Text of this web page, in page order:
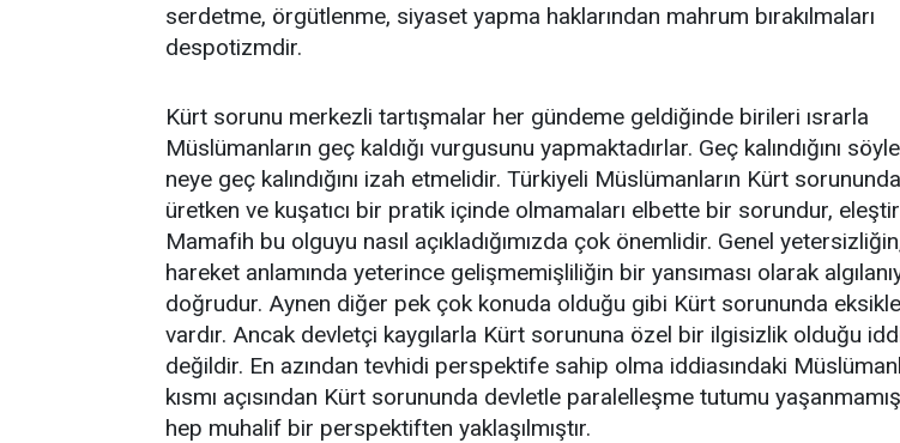
serdetme, örgütlenme, siyaset yapma haklarından mahrum bırakılmaları
despotizmdir.
Kürt sorunu merkezli tartışmalar her gündeme geldiğinde birileri ısrarla
Müslümanların geç kaldığı vurgusunu yapmaktadırlar. Geç kalındığını
neye geç kalındığını izah etmelidir. Türkiyeli Müslümanların Kürt
üretken ve kuşatıcı bir pratik içinde olmamaları elbette bir sorundur,
Mamafih bu olguyu nasıl açıkladığımızda çok önemlidir. Genel
hareket anlamında yeterince gelişmemişliliğin bir yansıması olarak
doğrudur. Aynen diğer pek çok konuda olduğu gibi Kürt sorununda
vardır. Ancak devletçi kaygılarla Kürt sorununa özel bir ilgisizlik olduğu
değildir. En azından tevhidi perspektife sahip olma iddiasındaki
kısmı açısından Kürt sorununda devletle paralelleşme tutumu
hep muhalif bir perspektiften yaklaşılmıştır.